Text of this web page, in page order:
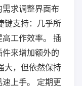
求调整界面布
键支持：几乎所
工作效率。 插
来增加额外的
大，但依然保持
速上手。 定期更